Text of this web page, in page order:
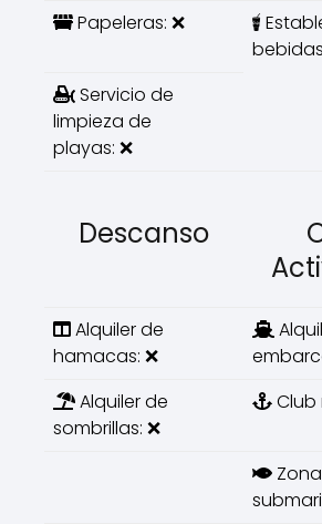
Papeleras: ❌
Servicio de
limpieza de
playas: ❌
Descanso
Alquiler de
hamacas: ❌
Alquiler de
sombrillas: ❌
Club